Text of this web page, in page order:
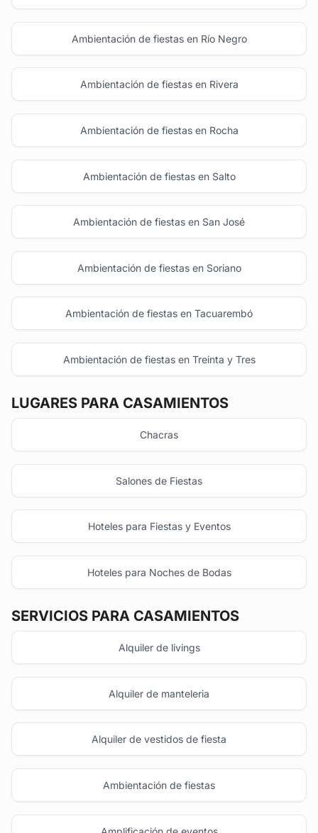
Ambientación de fiestas en Río Negro
Ambientación de fiestas en Rivera
Ambientación de fiestas en Rocha
Ambientación de fiestas en Salto
Ambientación de fiestas en San José
Ambientación de fiestas en Soriano
Ambientación de fiestas en Tacuarembó
Ambientación de fiestas en Treinta y Tres
LUGARES PARA CASAMIENTOS
Chacras
Salones de Fiestas
Hoteles para Fiestas y Eventos
Hoteles para Noches de Bodas
SERVICIOS PARA CASAMIENTOS
Alquiler de livings
Alquiler de manteleria
Alquiler de vestidos de fiesta
Ambientación de fiestas